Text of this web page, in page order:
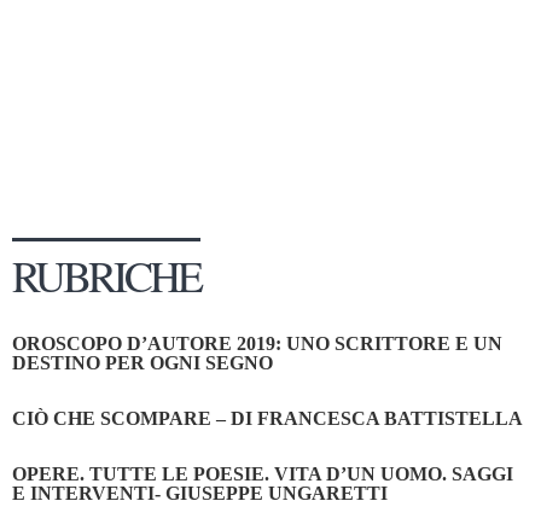
Tabù Festival 2014
A Tutto Volume
Marketing
RUBRICHE
OROSCOPO D’AUTORE 2019: UNO SCRITTORE E UN
DESTINO PER OGNI SEGNO
CIÒ CHE SCOMPARE – DI FRANCESCA BATTISTELLA
OPERE. TUTTE LE POESIE. VITA D’UN UOMO. SAGGI
E INTERVENTI- GIUSEPPE UNGARETTI